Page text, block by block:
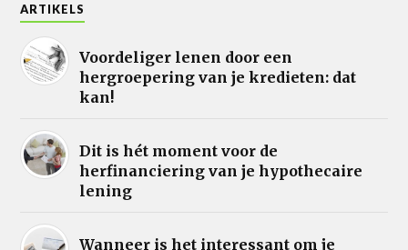
ARTIKELS
Voordeliger lenen door een
hergroepering van je kredieten: dat
kan!
Dit is hét moment voor de
herfinanciering van je hypothecaire
lening
Wanneer is het interessant om je